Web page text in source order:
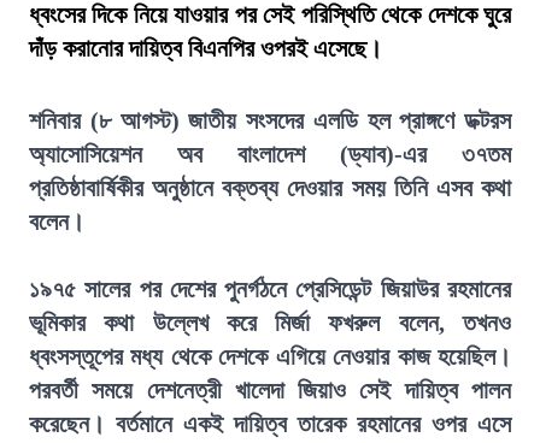
ধ্বংসের দিকে নিয়ে যাওয়ার পর সেই পরিস্থিতি থেকে দেশকে ঘুরে
দাঁড় করানোর দায়িত্ব বিএনপির ওপরই এসেছে।
শনিবার (৮ আগস্ট) জাতীয় সংসদের এলডি হল প্রাঙ্গণে ডক্টরস
অ্যাসোসিয়েশন অব বাংলাদেশ (ড্যাব)-এর ৩৭তম
প্রতিষ্ঠাবার্ষিকীর অনুষ্ঠানে বক্তব্য দেওয়ার সময় তিনি এসব কথা
বলেন।
১৯৭৫ সালের পর দেশের পুনর্গঠনে প্রেসিডেন্ট জিয়াউর রহমানের
ভূমিকার কথা উল্লেখ করে মির্জা ফখরুল বলেন, তখনও
ধ্বংসস্তূপের মধ্য থেকে দেশকে এগিয়ে নেওয়ার কাজ হয়েছিল।
পরবর্তী সময়ে দেশনেত্রী খালেদা জিয়াও সেই দায়িত্ব পালন
করেছেন। বর্তমানে একই দায়িত্ব তারেক রহমানের ওপর এসে